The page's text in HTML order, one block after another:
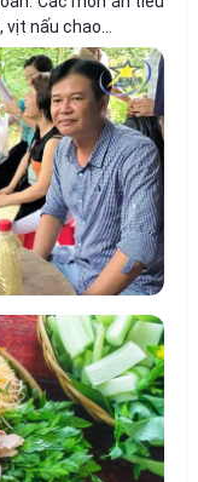
vịt nấu chao